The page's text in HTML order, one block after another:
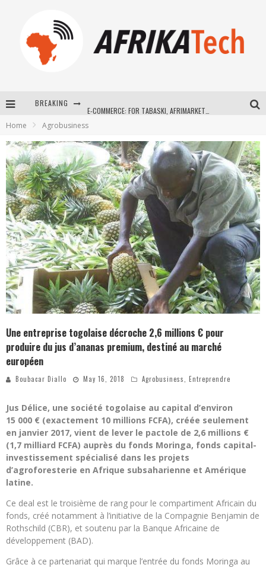
BREAKING
New to online sports betting? Consider These Tips to Play Your First Online Sports Betting Successfully
How Technology Has Changed Sports
Home Agrobusiness
Une entreprise togolaise décroche 2,6 millions € pour
produire du jus d’ananas premium, destiné au marché
européen
Boubacar Diallo May 16, 2018 Agrobusiness Entreprendre
Jus Délice, une société togolaise au capital d’environ
15 000 € (exactement 10 millions FCFA), créée seulement
en janvier 2017, vient de lever le pactole de 2,6 millions €
(1,7 milliard FCFA) auprès du fonds Moringa, fonds capital-
investissement spécialisé dans les projets
d’agroforesterie en Afrique subsaharienne et Amérique
latine.
Ce deal est le troisième de rang pour le compartiment Africain du
fonds, créé notamment à l’initiative de la Compagnie Benjamin de
Rothschild (CBR), et soutenu par la Banque Africaine de
développement (BAD).
Grâce à ce partenariat qui marque l’entrée du fonds Moringa au